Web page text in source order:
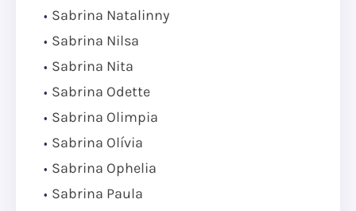
Sabrina Natalinny
Sabrina Nilsa
Sabrina Nita
Sabrina Odette
Sabrina Olimpia
Sabrina Olívia
Sabrina Ophelia
Sabrina Paula